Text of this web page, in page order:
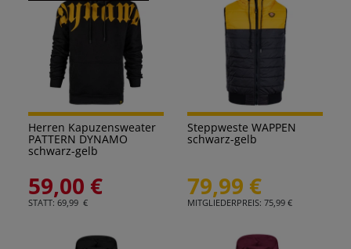
Herren Kapuzensweater
PATTERN DYNAMO
schwarz-gelb
59,00 €
STATT: 69,99 €
Steppweste WAPPEN
schwarz-gelb
79,99 €
MITGLIEDERPREIS: 75,99 €